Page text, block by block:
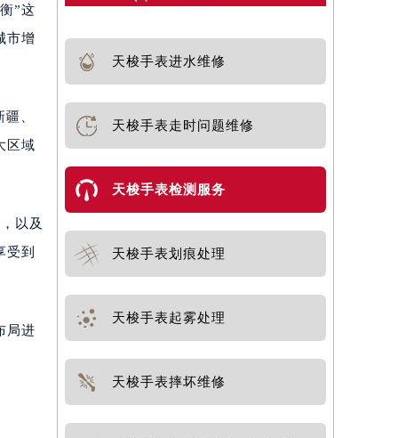
”这
市增
、
区域
以及
受到
局进
天梭手表进水维修
天梭手表走时问题维修
天梭手表检测服务
天梭手表划痕处理
天梭手表起雾处理
天梭手表摔坏维修